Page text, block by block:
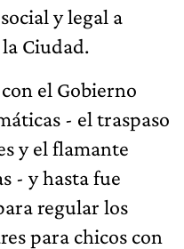
y legal a
Ciudad.
el Gobierno
- el traspaso
y el flamante
- y hasta fue
regular los
para chicos con